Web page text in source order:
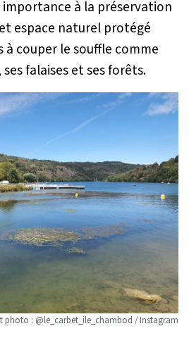
à la préservation
espace naturel protégé
à couper le souffle comme
falaises et ses forêts.
photo : @le_carbet_ile_chambod / Instagram